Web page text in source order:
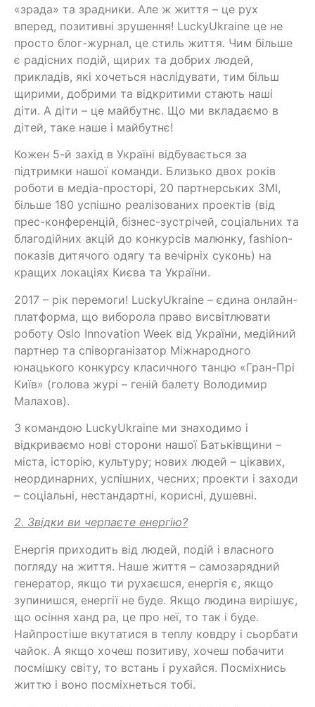
«зрада» та зрадники. Але ж життя – це рух
вперед, позитивні зрушення! LuckyUkraine це не
просто блог-журнал, це стиль життя. Чим більше
є радісних подій, щирих та добрих людей,
прикладів, які хочеться наслідувати, тим більш
щирими, добрими та відкритими стають наші
діти. А діти – це майбутнє. Що ми вкладаємо в
дітей, таке наше і майбутнє!
Кожен 5-й захід в Україні відбувається за
підтримки нашої команди. Близько двох років
роботи в медіа-просторі, 20 партнерських ЗМІ,
більше 180 успішно реалізованих проектів (від
прес-конференцій, бізнес-зустрічей, соціальних та
благодійних акцій до конкурсів малюнку, fashion-
показів дитячого одягу та вечірніх суконь) на
кращих локаціях Києва та України.
2017 – рік перемоги! LuckyUkraine – єдина онлайн-
платформа, що виборола право висвітлювати
роботу Oslo Innovation Week від України, медійний
партнер та співорганізатор Міжнародного
юнацького конкурсу класичного танцю «Гран-Прі
Київ» (голова журі – геній балету Володимир
Малахов).
З командою LuckyUkraine ми знаходимо і
відкриваємо нові сторони нашої Батьківщини –
міста, історію, культуру; нових людей – цікавих,
неординарних, успішних, чесних; проекти і заходи
– соціальні, нестандартні, корисні, душевні.
2. Звідки ви черпаєте енергію?
Енергія приходить від людей, подій і власного
погляду на життя. Наше життя – самозарядний
генератор, якщо ти рухаєшся, енергія є, якщо
зупинишся, енергії не буде. Якщо людина вирішує,
що осіння ханд ра, це про неї, то так і буде.
Найпростіше вкутатися в теплу ковдру і сьорбати
чайок. А якщо хочеш позитиву, хочеш побачити
посмішку світу, то встань і рухайся. Посміхнись
життю і воно посміхнеться тобі.